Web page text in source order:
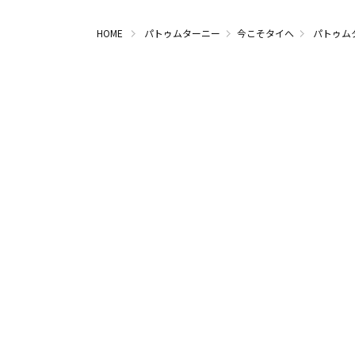
HOME パトゥムターニー 今こそタイへ パトゥム